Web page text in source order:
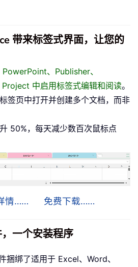
带来标签式界面，让您的
、Publisher、
中启用标签式编辑和阅读。
签页中打开并创建多个文档，而非
50%，每天减少数百次鼠标点
情…… 免费下载……
一个安装程序
捆绑了适用于 Excel、Word、